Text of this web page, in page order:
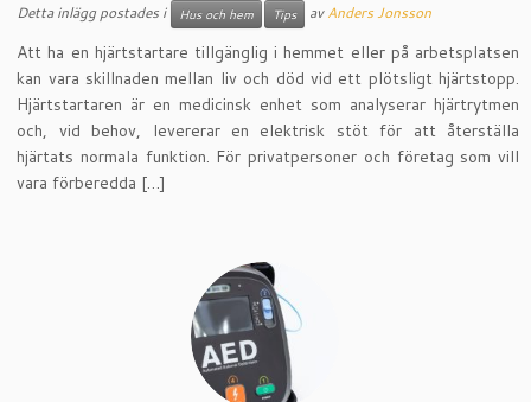
Detta inlägg postades i Hus och hem Tips avAnders Jonsson
Att ha en hjärtstartare tillgänglig i hemmet eller på arbetsplatsen
kan vara skillnaden mellan liv och död vid ett plötsligt hjärtstopp.
Hjärtstartaren är en medicinsk enhet som analyserar hjärtrytmen
och, vid behov, levererar en elektrisk stöt för att återställa
hjärtats normala funktion. För privatpersoner och företag som vill
vara förberedda […]